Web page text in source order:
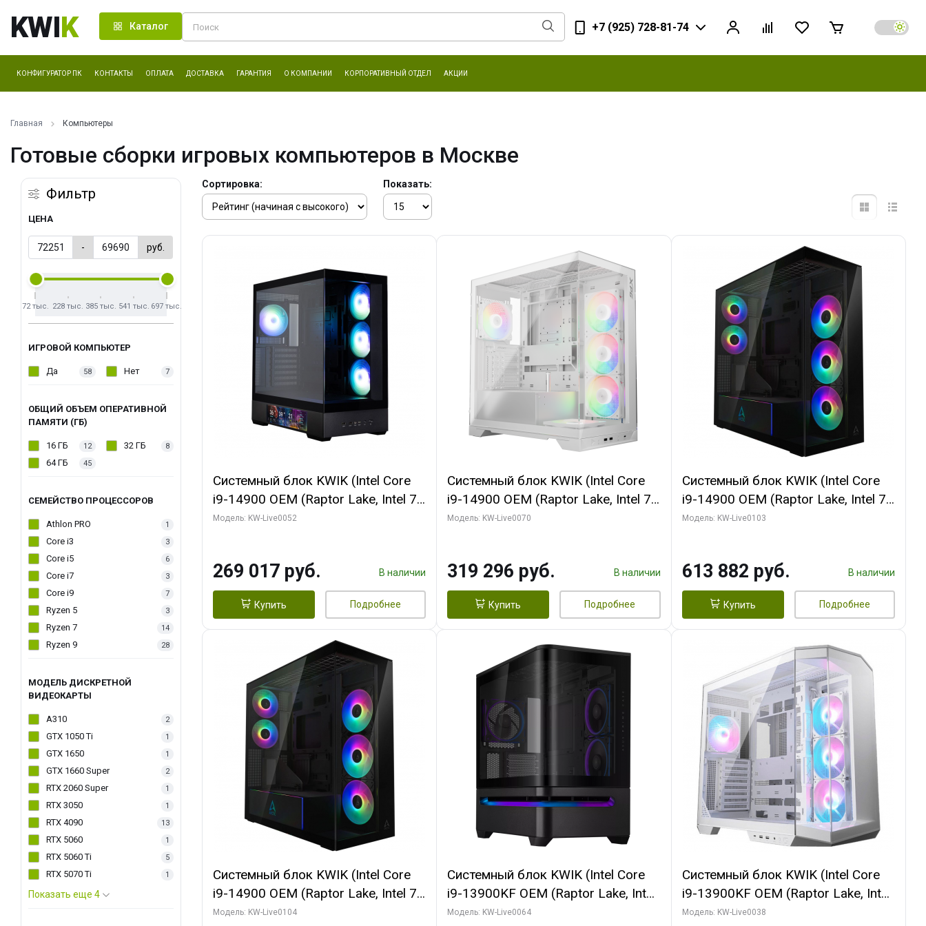
KWIK Каталог +7 (925) 728-81-74
КОНФИГУРАТОР ПК КОНТАКТЫ ОПЛАТА ДОСТАВКА ГАРАНТИЯ О КОМПАНИИ КОРПОРАТИВНЫЙ ОТДЕЛ АКЦИИ
Главная Компьютеры
Готовые сборки игровых компьютеров в Москве
Фильтр
ЦЕНА
- руб.
72 тыс. 228 тыс. 385 тыс. 541 тыс. 697 тыс.
ИГРОВОЙ КОМПЬЮТЕР
Да 58 Нет 7
ОБЩИЙ ОБЪЕМ ОПЕРАТИВНОЙ
ПАМЯТИ (ГБ)
16 ГБ 12 32 ГБ 8
64 ГБ 45
СЕМЕЙСТВО ПРОЦЕССОРОВ
Athlon PRO 1
Core i3 3
Core i5 6
Core i7 3
Core i9 7
Ryzen 5 3
Ryzen 7 14
Ryzen 9 28
МОДЕЛЬ ДИСКРЕТНОЙ
ВИДЕОКАРТЫ
A310 2
GTX 1050 Ti 1
GTX 1650 1
GTX 1660 Super 2
RTX 2060 Super 1
RTX 3050 1
RTX 4090 13
RTX 5060 1
RTX 5060 Ti 5
RTX 5070 Ti 1
Показать еще 4
Сортировка: Показать:
Системный блок KWIK (Intel Core
i9-14900 OEM (Raptor Lake, Intel 7,
C24 16EC/8PC// 64 ГБ ОЗУ (2
256bit 3xDP HD/ 512 ГБ SSD)
Модель: KW-Live0052
269 017 руб. В наличии
Купить Подробнее
Системный блок KWIK (Intel Core
i9-14900 OEM (Raptor Lake, Intel 7,
C24 16EC/8PC// 64 ГБ ОЗУ (2
GDDR7 256bit/ 960 ГБ SSD)
Модель: KW-Live0070
319 296 руб. В наличии
Купить Подробнее
Системный блок KWIK (Intel Core
i9-14900 OEM (Raptor Lake, Intel 7,
C24 16EC/8PC// 64 ГБ ОЗУ (2
Turbo/ 960 ГБ SSD)
Модель: KW-Live0103
613 882 руб. В наличии
Купить Подробнее
Системный блок KWIK (Intel Core
i9-14900 OEM (Raptor Lake, Intel 7,
C24 16EC/8PC// 64 ГБ ОЗУ (2
Модель: KW-Live0104
Системный блок KWIK (Intel Core
i9-13900KF OEM (Raptor Lake, Intel
7, C24 16EC/8P/ 64 ГБ ОЗУ (2
Модель: KW-Live0064
Системный блок KWIK (Intel Core
i9-13900KF OEM (Raptor Lake, Intel
7, C24 16EC/8P/ 32 ГБ ОЗУ (2
Модель: KW-Live0038